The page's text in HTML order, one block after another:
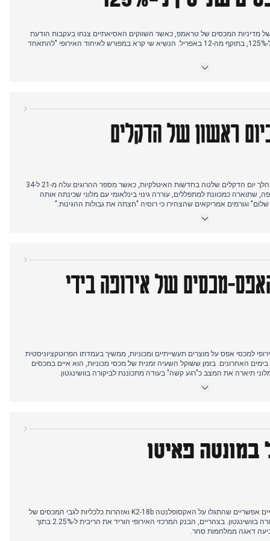
של איטליה דחה את ערעור משרד הפנים, ופסק שתעודות זהות צריכות להשתמש
מדיניות המכסים של טראמפ, כאשר השווקים האסיאתיים צנחו בעקבות הודעת
סין על העלאת מכסי תגמול מ-84% ל-125%, בתוקף מה-12 באפריל. הנשיא שי קרא במפורש לאיחוד האירופי "להתאחד
אך שינו כיוון לאחר הודעת סין. עד הצהריים, מנכ"ל בלקרוק לארי פינק הכריז
לשווקים." עם זאת, תחזיות כלכליות הזהירו שהמכסים עלולים להפחית את
ראשון של הדקלים
מתקפת הטילים הרוסית על סומי במהלך יום הדקלים שלטה בחדשות האיטלקיות, כאשר מספר ההרוגים עלה מ-21 ל-34
שתוארה כמכוונת למתפללים, עוררה גינוי בינלאומי עם מלוני שכינתה אותה
וגורמים אמריקאים שהצהירו כי רוסיה "חצתה את גבולות ההגינות."
את בית החולים אל-אהלי בעזה, והרסו את חדר המיון שלו, כאשר חמאס מגנה
מפציעה והפסיד 3-6, 6-1, 6-0. מארק מארקז ניצח ב-MotoGP בעוד הדרבי לציו-רומא הסתיים 1-1 בתוך עימותים אלימים
שלו, תוך החרגת מוצרי אלקטרוניקה אך שוקל מכסים על מוליכים למחצה,
מכסים של אירופה בידי
למכסי אפס על מוצרים תעשייתיים ומכוניות, ממשיך בעמדתו הפרוטקציוניסטית
האחרונים. בזמן ששוקל השעיה זמנית של מכסי מכוניות, הוא איים במכסים
תיארה את המצב כ"רגע קשה" בעודה מתכוננת לביקורה בוושינגטון.
"פתוח לשלום קבוע" באוקראינה המתמקד סביב "חמישה שטחים", בעוד ארה"ב
לב מתוכננת, כאשר גורמים רשמיים מדגישים כי "אין סיבה לדאגה."
במונטה פאיטו
דיווחים מוקדמים התמקדו בסימני חיים אפשריים שהתגלו על האקסופלנטה K2-18b ואזהרות כלכליות לגבי המכסים של
טראמפ, בזמן שמלוני התכוננה לביקורה בוושינגטון. בצהריים, הבנק המרכזי האירופי הוריד את הריבית ל-2.25% בתוך
דאגה ממלחמות סחר.